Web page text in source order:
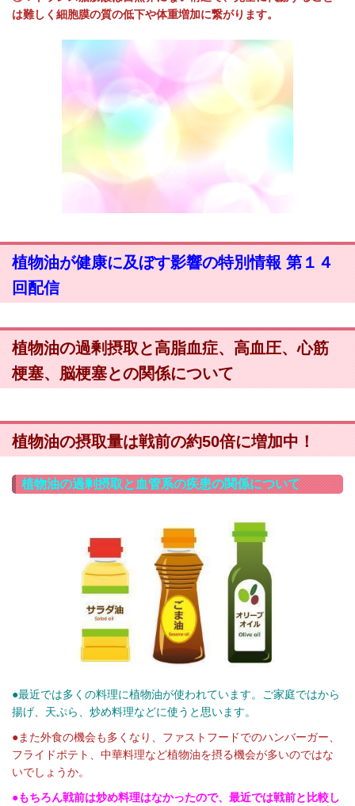
は難しく細胞膜の質の低下や体重増加に繋がります。
植物油が健康に及ぼす影響の特別情報 第１４
回配信
植物油の過剰摂取と高脂血症、高血圧、心筋
梗塞、脳梗塞との関係について
植物油の摂取量は戦前の約50倍に増加中！
植物油の過剰摂取と血管系の疾患の関係について
●最近では多くの料理に植物油が使われています。ご家庭ではから
揚げ、天ぷら、炒め料理などに使うと思います。
●また外食の機会も多くなり、ファストフードでのハンバーガー、
フライドポテト、中華料理など植物油を摂る機会が多いのではな
いでしょうか。
●もちろん戦前は炒め料理はなかったので、最近では戦前と比較し